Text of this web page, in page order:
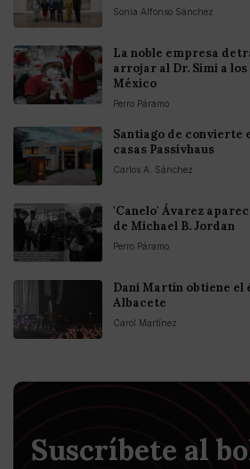
Sonia Alfonso Sánchez
La noble empresa
arrojar al Dr. Simi a
México
Perro Páramo
Santiago de convierte
casas Passivhaus
Carlos A. Sánchez
'Canelo' Ávarez
de Michael B. Jordan
Perro Páramo
Dani Martín obtiene el
Albacete
Carol Martínez
Suscríbete al